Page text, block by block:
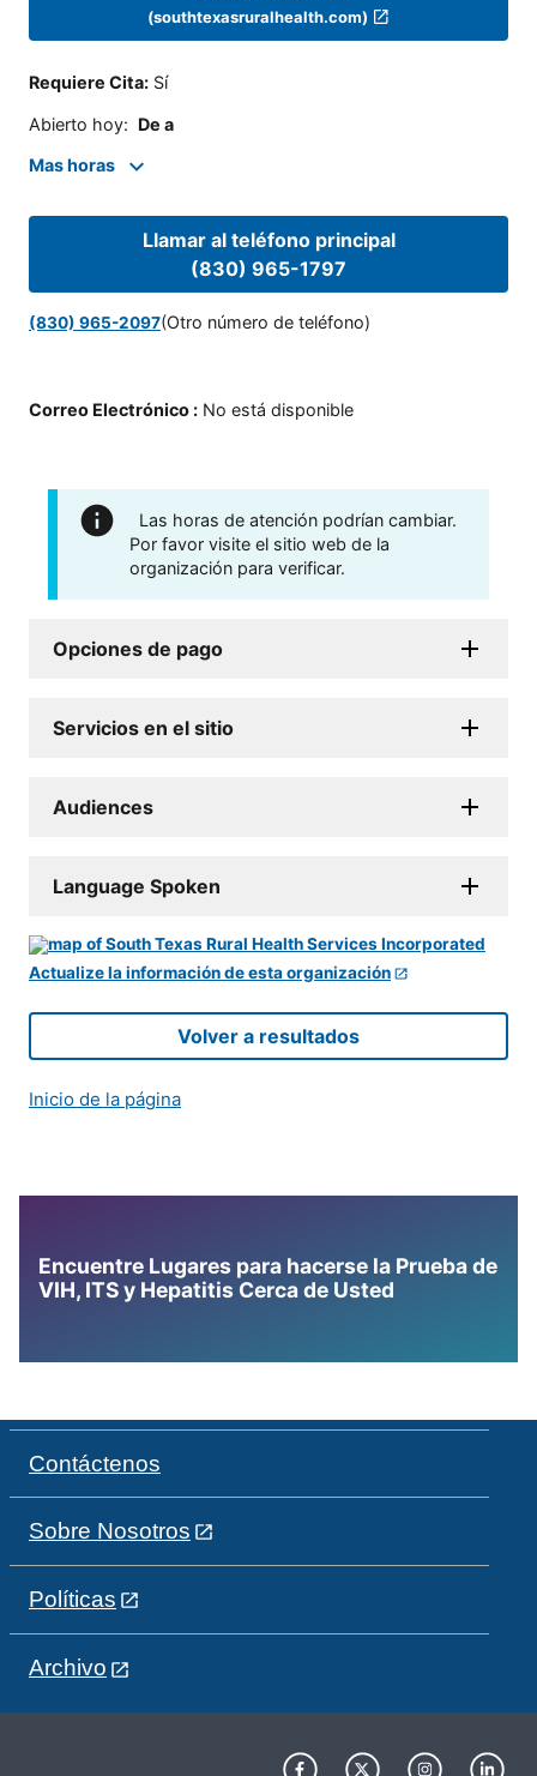
(southtexasruralhealth.com)
Requiere Cita: Sí
Abierto hoy: De a
Mas horas
Llamar al teléfono principal
(830) 965-1797
(830) 965-2097(Otro número de teléfono)
Correo Electrónico : No está disponible
Las horas de atención podrían cambiar.
Por favor visite el sitio web de la
organización para verificar.
Opciones de pago
Servicios en el sitio
Audiences
Language Spoken
Actualize la información de esta organización
Volver a resultados
Inicio de la página
Encuentre Lugares para hacerse la Prueba de
VIH, ITS y Hepatitis Cerca de Usted
Contáctenos
Sobre Nosotros
Políticas
Archivo